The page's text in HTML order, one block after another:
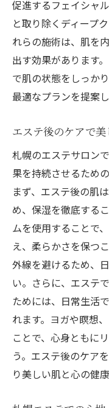
促進するフェイシャ
と取り除くディープ
れらの施術は、肌を
出す効果があります
で肌の状態をしっか
最適なプランを提案し
エステ後のケアで
札幌のエステサロン
果を持続させるため
まず、エステ後の肌
め、保湿を徹底する
ムを使用することで
え、柔らかさを保つ
外線を避けるため、
い。さらに、エステ
ためには、日常生活
れます。ヨガや瞑想
ことで、心身ともに
う。エステ後のケア
り美しい肌と心の健